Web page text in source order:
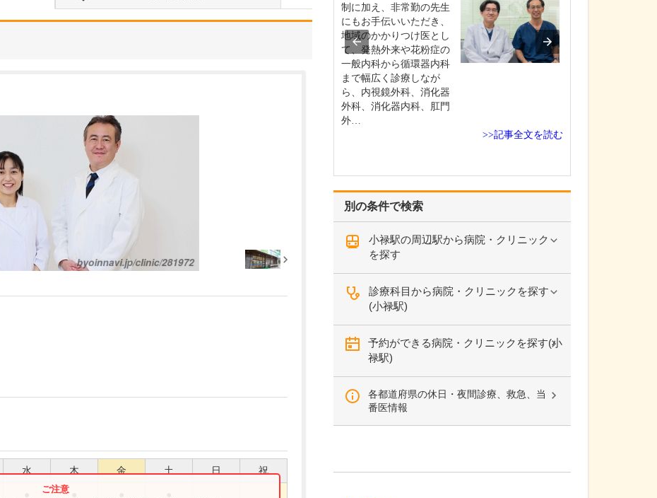
水 木 金 土 日 祝
別の条件で検索
小禄駅の周辺駅から病院・クリニック
を探す
診療科目から病院・クリニックを探す
(小禄駅)
予約ができる病院・クリニックを探す(小
禄駅)
各都道府県の休日・夜間診療、救急、当
番医情報
患者さんの年齢などにも
よりますが、早期発見の
あった方は大腸がんのリ
ス…
制に加え、非常勤の先生
にもお手伝いいただき、
地域のかかりつけ医とし
て、発熱外来や花粉症の
一般内科から循環器内科
まで幅広く診療しなが
ら、内視鏡外科、消化器
外科、消化器内科、肛門
外…
>>記事全文を読む